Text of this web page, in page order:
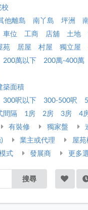
他離島 南丫島 坪洲
車位 工商 店舖 土地
苑 居屋 村屋 獨立屋
200萬以下 200萬-400萬
築面積
300呎以下 300-500呎
間隔 1房 2房 3房 4
有裝修 獨家盤
業主或代理 屋
式
發展商 更多
搜尋